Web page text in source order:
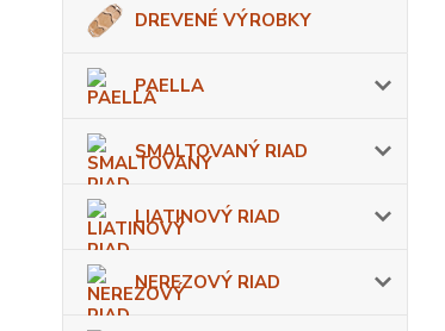
DREVENÉ VÝROBKY
PAELLA
SMALTOVANÝ RIAD
LIATINOVÝ RIAD
NEREZOVÝ RIAD